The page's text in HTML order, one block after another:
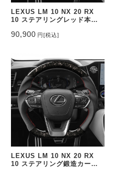
LEXUS LM 10 NX 20 RX
10 ステアリングレッド本カ
ップマーク無し CEEHOR-
90,900 円[税込]
LEXUS LM 10 NX 20 RX
10 ステアリング鍛造カーボ